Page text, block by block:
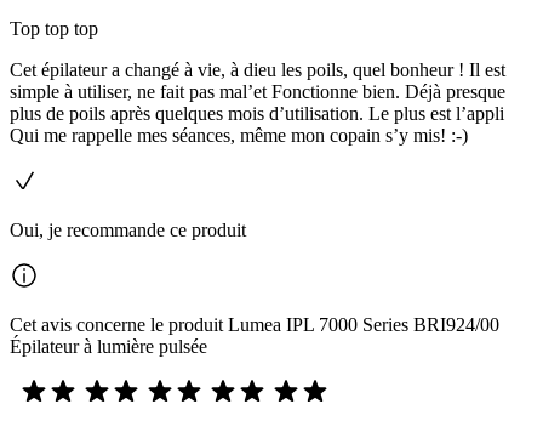
Top top top
Cet épilateur a changé à vie, à dieu les poils, quel bonheur ! Il est
simple à utiliser, ne fait pas mal’et Fonctionne bien. Déjà presque
plus de poils après quelques mois d’utilisation. Le plus est l’appli
Qui me rappelle mes séances, même mon copain s’y mis! :-)
Oui, je recommande ce produit
Cet avis concerne le produit Lumea IPL 7000 Series BRI924/00
Épilateur à lumière pulsée